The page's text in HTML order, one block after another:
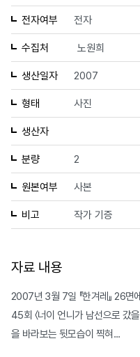
전자여부 전자
수집처 노원희
생산일자 2007
형태 사진
생산자
분량 2
원본여부 사본
비고 작가 기증
자료 내용
2007년 3월 7일 『한겨레』 26면
45회 〈너이 언니가 남선으로 갔
을 바라보는 뒷모습이 찍혀...